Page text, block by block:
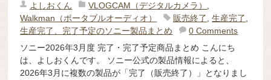
よしおくん VLOGCAM（デジタルカメラ）
Walkman（ポータブルオーディオ）
販売終了 ,生産完了
生産完了、完了予定のソニー製品まとめ
0 Comments
ソニー2026年3月度 完了・完了予定商品まとめ こんにち
は、よしおくんです。 ソニー公式の製品情報によると、
2026年3月に複数の製品が「完了（販売終了）」となりまし